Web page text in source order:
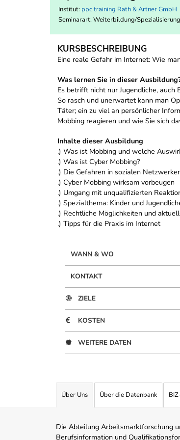
Institut: ppc training Rath & Artner GmbH
Seminarart: Weiterbildung/Spezialisierung
KURSBESCHREIBUNG
Eine reale Gefahr im Internet: Wie
Was lernen Sie in dieser
Es betrifft nicht nur Jugendliche,
So rasch und unerwartet kann man
Täter; ein zu viel an persönlicher
Mobbing reagieren und wie Sie sich
Inhalte dieser Ausbildung
.) Was ist Mobbing und welche
.) Was ist Cyber Mobbing?
.) Die Gefahren in sozialen
.) Cyber Mobbing wirksam vorbeugen
.) Umgang mit unqualifizierten
.) Spezialthema: Kinder und
.) Rechtliche Möglichkeiten und
.) Tipps für die Praxis im Internet
WANN & WO
KONTAKT
ZIELE
KOSTEN
WEITERE DATEN
Über Uns Über die Datenbank
Die Abteilung Arbeitsmarktforschung
Berufsinformation und